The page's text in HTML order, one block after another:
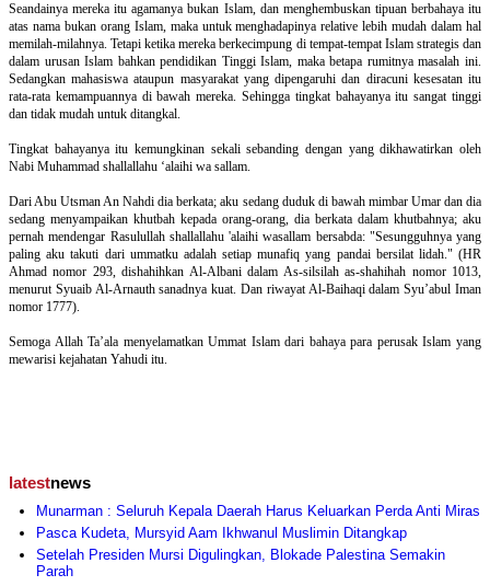
Seandainya mereka itu agamanya bukan Islam, dan menghembuskan tipuan berbahaya itu
atas nama bukan orang Islam, maka untuk menghadapinya relative lebih mudah dalam hal
memilah-milahnya. Tetapi ketika mereka berkecimpung di tempat-tempat Islam strategis dan
dalam urusan Islam bahkan pendidikan Tinggi Islam, maka betapa rumitnya masalah ini.
Sedangkan mahasiswa ataupun masyarakat yang dipengaruhi dan diracuni kesesatan itu
rata-rata kemampuannya di bawah mereka. Sehingga tingkat bahayanya itu sangat tinggi
dan tidak mudah untuk ditangkal.
Tingkat bahayanya itu kemungkinan sekali sebanding dengan yang dikhawatirkan oleh
Nabi Muhammad shallallahu ‘alaihi wa sallam.
Dari Abu Utsman An Nahdi dia berkata; aku sedang duduk di bawah mimbar Umar dan dia
sedang menyampaikan khutbah kepada orang-orang, dia berkata dalam khutbahnya; aku
pernah mendengar Rasulullah shallallahu 'alaihi wasallam bersabda: "Sesungguhnya yang
paling aku takuti dari ummatku adalah setiap munafiq yang pandai bersilat lidah." (HR
Ahmad nomor 293, dishahihkan Al-Albani dalam As-silsilah as-shahihah nomor 1013,
menurut Syuaib Al-Arnauth sanadnya kuat. Dan riwayat Al-Baihaqi dalam Syu’abul Iman
nomor 1777).
Semoga Allah Ta’ala menyelamatkan Ummat Islam dari bahaya para perusak Islam yang
mewarisi kejahatan Yahudi itu.
latestnews
Munarman : Seluruh Kepala Daerah Harus Keluarkan Perda Anti Miras
Pasca Kudeta, Mursyid Aam Ikhwanul Muslimin Ditangkap
Setelah Presiden Mursi Digulingkan, Blokade Palestina Semakin
Parah